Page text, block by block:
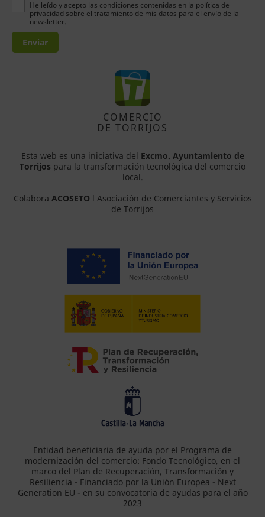
He leído y acepto las condiciones contenidas en la política de
privacidad sobre el tratamiento de mis datos para el envío de la
newsletter.
Enviar
COMERCIO
DE TORRIJOS
Esta web es una iniciativa del Excmo. Ayuntamiento de
Torrijos para la transformación tecnológica del comercio
local.
Colabora ACOSETO l Asociación de Comerciantes y Servicios
de Torrijos
Entidad beneficiaria de ayuda por el Programa de
modernización del comercio: Fondo Tecnológico, en el
marco del Plan de Recuperación, Transformación y
Resiliencia - Financiado por la Unión Europea - Next
Generation EU - en su convocatoria de ayudas para el año
2023